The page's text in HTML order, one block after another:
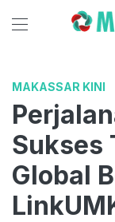
MAKASSAR KINI
Sukses
Global